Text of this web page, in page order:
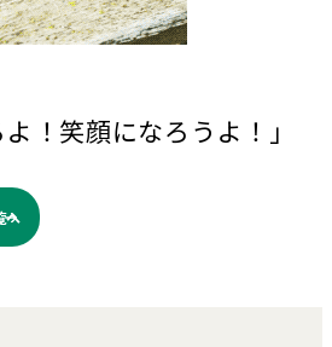
よ！笑顔になろうよ！」
へ